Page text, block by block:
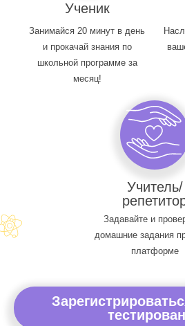
Ученик
Занимайся 20 минут в день
и прокачай знания по
школьной программе за
месяц!
Учитель/
Задавайте и
домашние задания
платформе